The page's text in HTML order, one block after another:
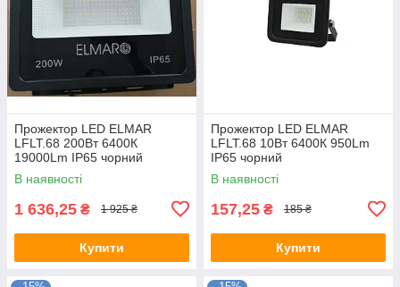
Прожектор LED ELMAR
LFLT.68 200Вт 6400К
19000Lm IP65 чорний
В наявності
1 636,25 ₴ 1 925 ₴
Купити
Прожектор LED ELMAR
LFLT.68 10Вт 6400К 950Lm
IP65 чорний
В наявності
157,25 ₴ 185 ₴
Купити